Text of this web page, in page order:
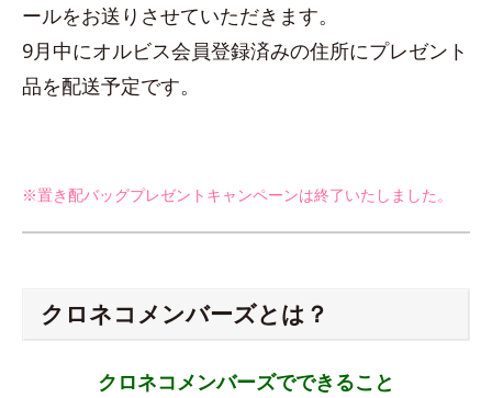
ールをお送りさせていただきます。
9月中にオルビス会員登録済みの住所にプレゼント
品を配送予定です。
※置き配バッグプレゼントキャンペーンは終了いたしました。
クロネコメンバーズとは？
クロネコメンバーズでできること